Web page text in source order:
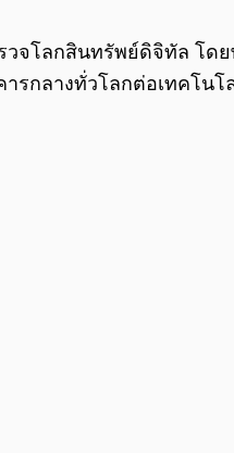
วจโลกสินทรัพย์ดิจิทัล โด
กลางทั่วโลกต่อเทคโนโ